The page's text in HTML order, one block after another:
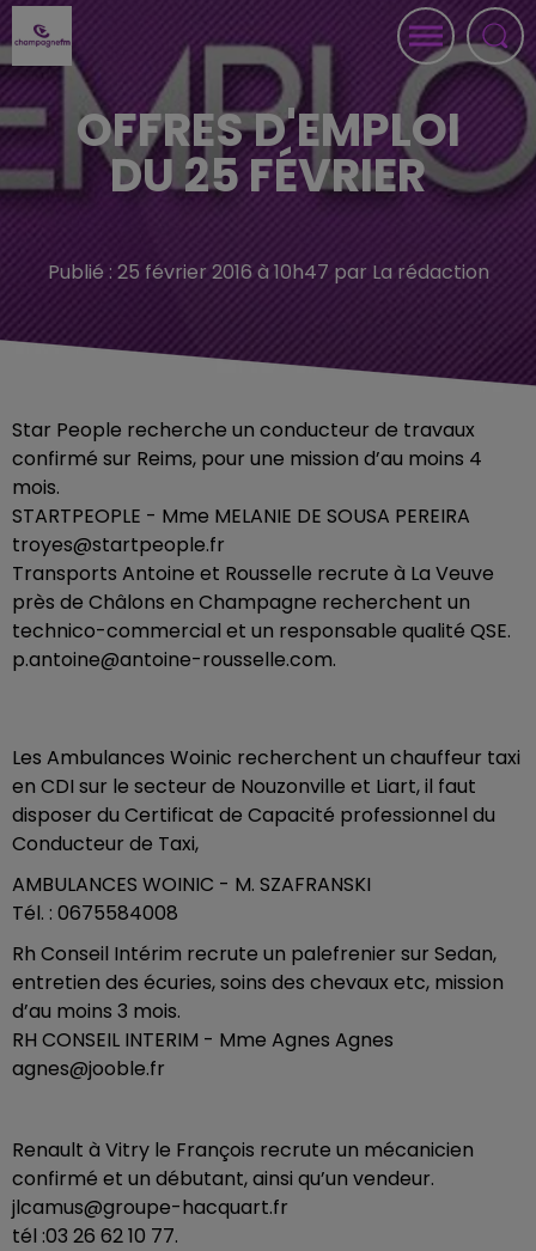
OFFRES D'EMPLOI
DU 25 FÉVRIER
Publié : 25 février 2016 à 10h47 par La rédaction
Star People recherche un conducteur de travaux
confirmé sur Reims, pour une mission d’au moins 4
mois.
STARTPEOPLE - Mme MELANIE DE SOUSA PEREIRA
troyes@startpeople.fr
Transports Antoine et Rousselle recrute à La Veuve
près de Châlons en Champagne recherchent un
technico-commercial et un responsable qualité QSE.
p.antoine@antoine-rousselle.com.
Les Ambulances Woinic recherchent un chauffeur taxi
en CDI sur le secteur de Nouzonville et Liart, il faut
disposer du Certificat de Capacité professionnel du
Conducteur de Taxi,
AMBULANCES WOINIC - M. SZAFRANSKI
Tél. : 0675584008
Rh Conseil Intérim recrute un palefrenier sur Sedan,
entretien des écuries, soins des chevaux etc, mission
d’au moins 3 mois.
RH CONSEIL INTERIM - Mme Agnes Agnes
agnes@jooble.fr
Renault à Vitry le François recrute un mécanicien
confirmé et un débutant, ainsi qu’un vendeur.
jlcamus@groupe-hacquart.fr
tél :03 26 62 10 77.